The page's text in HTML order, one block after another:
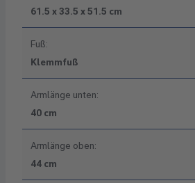
61.5 x 33.5 x 51.5 cm
Fuß:
Klemmfuß
Armlänge unten:
40 cm
Armlänge oben:
44 cm